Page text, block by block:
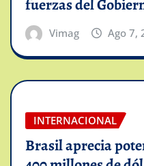
fuerzas del
Vimag Ago 7,
INTERNACIONAL
Brasil aprecia